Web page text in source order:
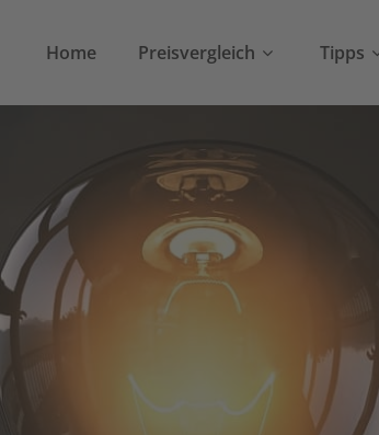
Home Preisvergleich Tipps